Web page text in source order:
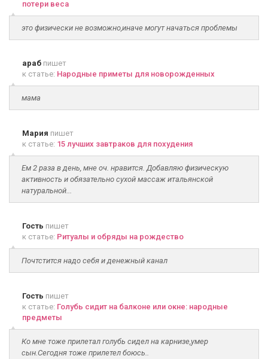
потери веса
это физически не возможно,иначе могут начаться проблемы
араб пишет
к статье: Народные приметы для новорожденных
мама
Мария пишет
к статье: 15 лучших завтраков для похудения
Ем 2 раза в день, мне оч. нравится. Добавляю физическую
активность и обязательно сухой массаж итальянской
натуральной...
Гость пишет
к статье: Ритуалы и обряды на рождество
Почтстится надо себя и денежный канал
Гость пишет
к статье: Голубь сидит на балконе или окне: народные
предметы
Ко мне тоже прилетал голубь сидел на карнизе,умер
сын.Сегодня тоже прилетел боюсь..